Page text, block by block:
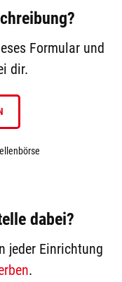
Formular und
dir.
dabei?
jeder Einrichtung
.